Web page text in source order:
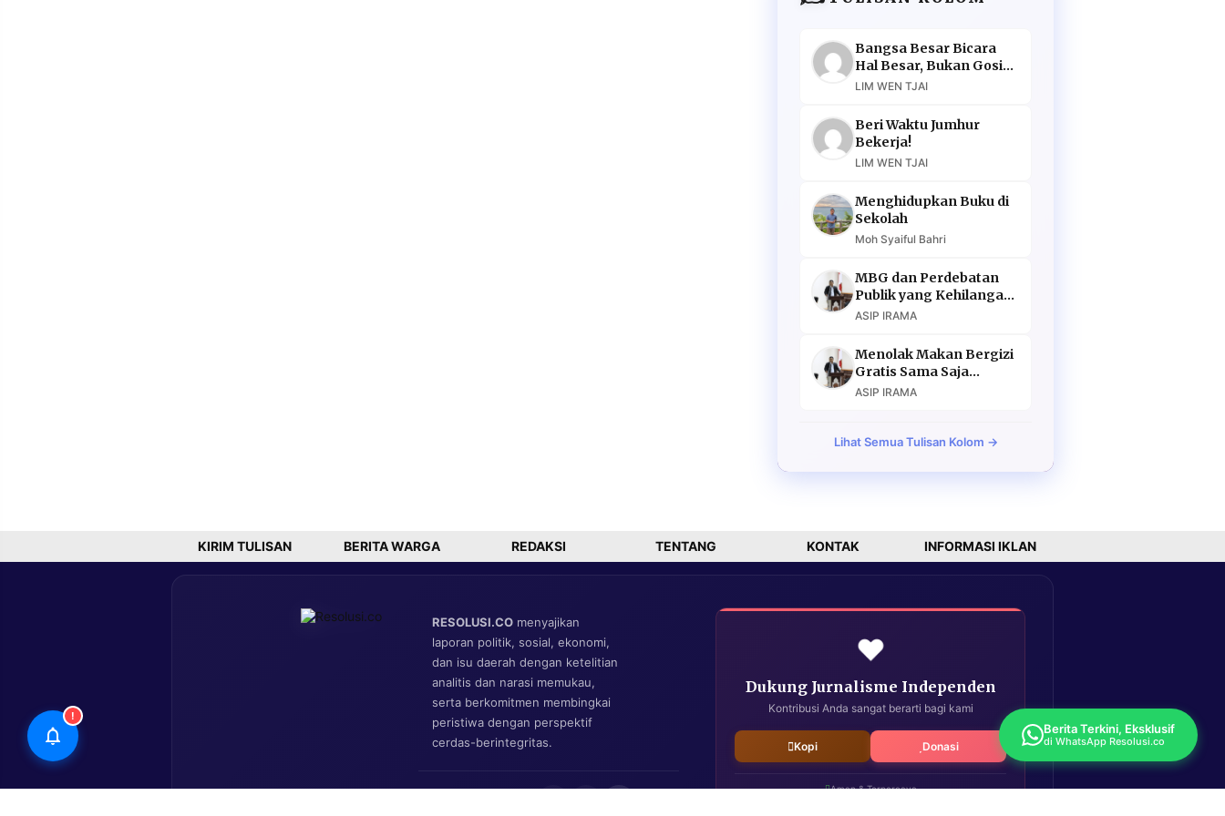
Bangsa Besar Bicara
Hal Besar, Bukan Gosip
Murahan
LIM WEN TJAI
Beri Waktu Jumhur
Bekerja!
LIM WEN TJAI
Menghidupkan Buku di
Sekolah
Moh Syaiful Bahri
MBG dan Perdebatan
Publik yang Kehilangan
Argumen
ASIP IRAMA
Menolak Makan Bergizi
Gratis Sama Saja
Menolak Masa Depan
ASIP IRAMA
Lihat Semua Tulisan Kolom →
KIRIM TULISAN BERITA WARGA REDAKSI TENTANG KONTAK INFORMASI IKLAN
RESOLUSI.CO menyajikan
laporan politik, sosial, ekonomi,
dan isu daerah dengan ketelitian
analitis dan narasi memukau,
serta berkomitmen membingkai
peristiwa dengan perspektif
cerdas-berintegritas.
❤️
Dukung Jurnalisme Independen
Kontribusi Anda sangat berarti bagi kami
Kopi Donasi
Aman & Terpercaya
!
Berita Terkini, Eksklusif
di WhatsApp Resolusi.co